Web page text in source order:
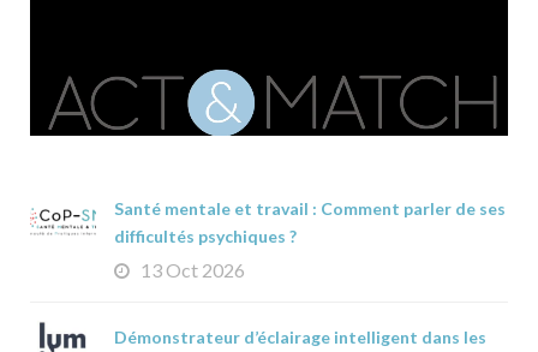
Santé mentale et travail : Comment parler de ses
difficultés psychiques ?
13 Oct 2026
Démonstrateur d’éclairage intelligent dans les